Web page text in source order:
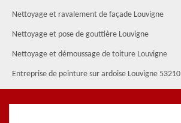
Nettoyage et ravalement de façade Louvigne
Nettoyage et pose de gouttière Louvigne
Nettoyage et démoussage de toiture Louvigne
Entreprise de peinture sur ardoise Louvigne 53210